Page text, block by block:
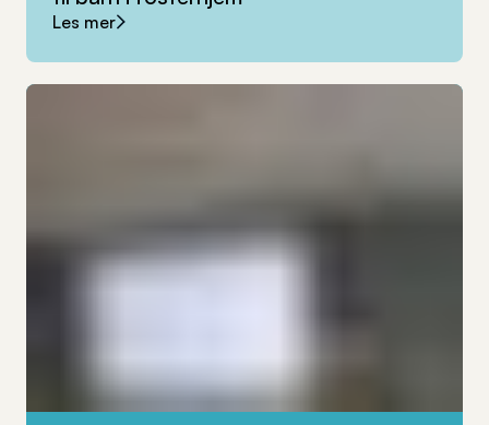
Les mer